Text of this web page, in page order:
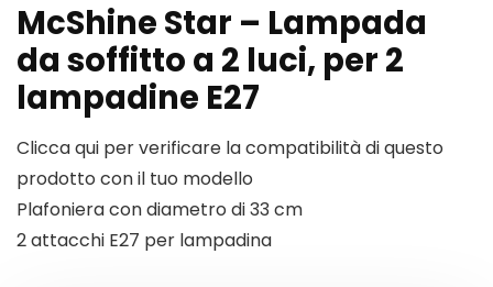
McShine Star – Lampada
da soffitto a 2 luci, per 2
lampadine E27
Clicca qui per verificare la compatibilità di questo
prodotto con il tuo modello
Plafoniera con diametro di 33 cm
2 attacchi E27 per lampadina